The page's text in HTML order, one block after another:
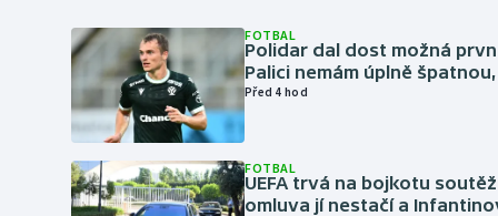
FOTBAL
Polidar dal dost možná
Palici nemám úplně
Před 4 hod
FOTBAL
UEFA trvá na bojkotu soutěží
omluva jí nestačí a